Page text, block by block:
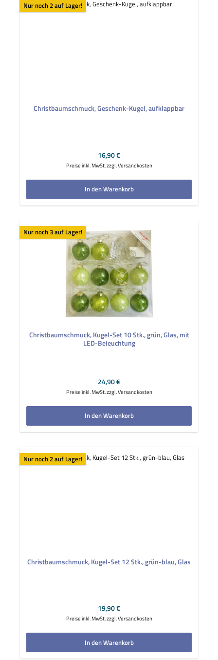
Nur noch 2 auf Lager!
Christbaumschmuck, Geschenk-Kugel, aufklappbar
Regulärer Preis:
16,90 €
Preise inkl. MwSt. zzgl. Versandkosten
In den Warenkorb
Nur noch 3 auf Lager!
Christbaumschmuck, Kugel-Set 10 Stk., grün, Glas, mit
LED-Beleuchtung
Regulärer Preis:
24,90 €
Preise inkl. MwSt. zzgl. Versandkosten
In den Warenkorb
Nur noch 2 auf Lager!
Christbaumschmuck, Kugel-Set 12 Stk., grün-blau, Glas
Regulärer Preis:
19,90 €
Preise inkl. MwSt. zzgl. Versandkosten
In den Warenkorb